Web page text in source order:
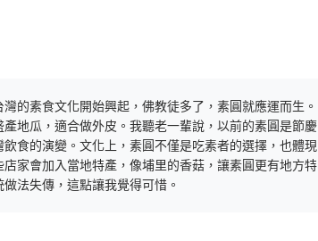
的素食文化開始興起，佛教徒多了，素圓就應運而生。
地瓜，適合做外皮。我聽老一輩說，以前的素圓是節慶
食的演變。文化上，素圓不僅是吃素者的選擇，也體現
家會加入當地特產，像埔里的香菇，讓素圓更有地方特
法失傳，這點讓我覺得可惜。